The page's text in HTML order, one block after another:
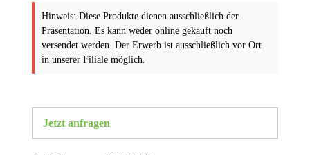
Hinweis: Diese Produkte dienen ausschließlich der
Präsentation. Es kann weder online gekauft noch
versendet werden. Der Erwerb ist ausschließlich vor Ort
in unserer Filiale möglich.
Jetzt anfragen